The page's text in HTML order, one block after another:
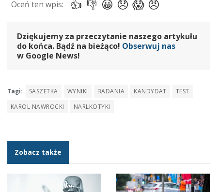
Dziękujemy za przeczytanie naszego artykułu
do końca. Bądź na bieżąco! Obserwuj nas
w Google News!
Tagi: SASZETKA WYNIKI BADANIA KANDYDAT
TEST
KAROL NAWROCKI
NARLKOTYKI
Zobacz także